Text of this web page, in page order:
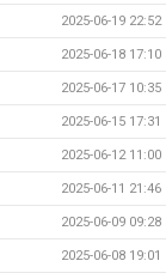
2025-06-19 22:52
2025-06-18 17:10
2025-06-17 10:35
2025-06-15 17:31
2025-06-12 11:00
2025-06-11 21:46
2025-06-09 09:28
2025-06-08 19:01